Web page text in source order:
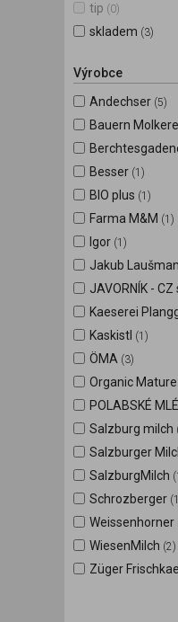
tip (0)
skladem (3)
Výrobce
Andechser (5)
Bauern
Besser (1)
BIO plus (1)
Farma M&M (1)
Igor (1)
Jakub Laušman
JAVORNÍK - CZ
Kaeserei
Kaskistl (1)
ÖMA (3)
Organic
POLABSKÉ
Salzburg milch
Salzburger
SalzburgMilch
Schrozberger
Weissenhorner
WiesenMilch (2)
Züger